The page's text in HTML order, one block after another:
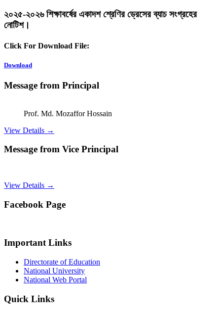
২০২৫-২০২৬ শিক্ষাবর্ষের একাদশ শ্রেণির ড্রেসের ব্যাচ সংগ্রহের
নোটিশ।
Click For Download File:
Download
Message from Principal
Prof. Md. Mozaffor Hossain
View Details →
Message from Vice Principal
View Details →
Facebook Page
Important Links
Directorate of Education
National University
National Web Portal
Quick Links